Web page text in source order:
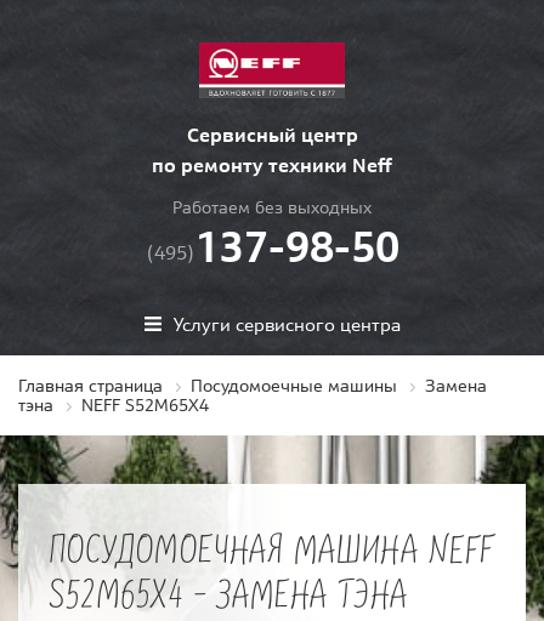
Сервисный центр
по ремонту техники Neff
Работаем без выходных
(495) 137-98-50
Услуги сервисного центра
Главная страница Посудомоечные машины
Замена
тэна
NEFF S52M65X4
ПОСУДОМОЕЧНАЯ МАШИНА NEFF
S52M65X4 - ЗАМЕНА ТЭНА